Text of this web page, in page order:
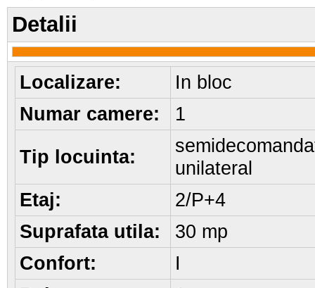
Detalii
Localizare:
In bloc
Numar camere:
1
Tip locuinta:
unilateral
Etaj:
2/P+4
Suprafata utila:
30 mp
Confort:
I